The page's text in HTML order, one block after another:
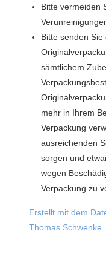
Bitte vermeiden
Bitte senden
sämtlichem
mehr in Ihrem
Verpackung
ausreichenden
sorgen und
wegen
Verpackung zu
Erstellt mit dem
Thomas Schwenke